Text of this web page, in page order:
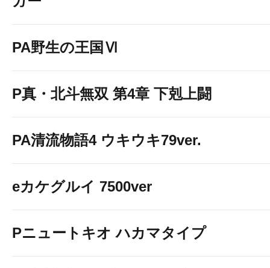
PA野生の王国Ⅵ
P真・北斗無双 第4章 下剋上闘
PA清流物語4 ウキウキ79ver.
eカケグルイ 7500ver
Pニュートキオ ハカマタイプ